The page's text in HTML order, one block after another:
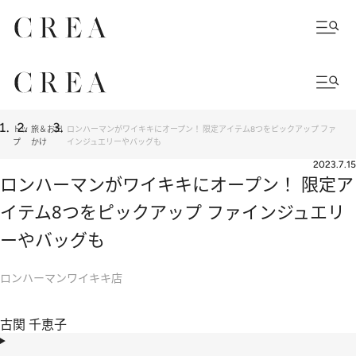
トッ
プ
旅＆お出
かけ
ロンハーマンがワイキキにオープン！ 限定アイテム8つをピックアップ ファ
インジュエリーやバッグも
2023.7.15
ロンハーマンがワイキキにオープン！ 限定ア
イテム8つをピックアップ ファインジュエリ
ーやバッグも
ロンハーマンワイキキ店
古関 千恵子